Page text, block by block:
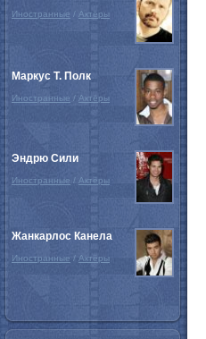
Иностранные / Актёры
Маркус Т. Полк
Иностранные / Актёры
Эндрю Сили
Иностранные / Актёры
Жанкарлос Канела
Иностранные / Актёры